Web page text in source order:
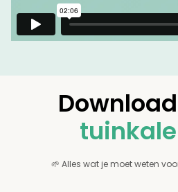
🌱 Alles wat je moet weten